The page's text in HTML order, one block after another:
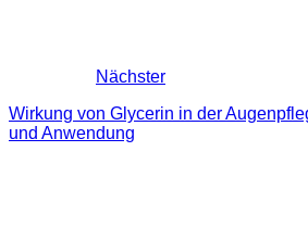
Nächster
Wirkung von Glycerin in der
und Anwendung